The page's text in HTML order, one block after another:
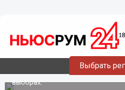
Выбрать
«недемократичности»
выборов
Комиссия провела
избирательного
основе которого можно сделать
равных условий на американских
выборах.